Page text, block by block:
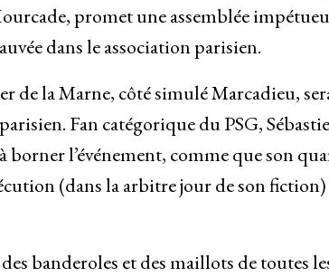
promet une assemblée
dans le association parisien.
de la Marne, côté simulé Marcadieu,
Fan catégorique du PSG,
l’événement, comme que son
(dans la arbitre jour de son
banderoles et des maillots de toutes